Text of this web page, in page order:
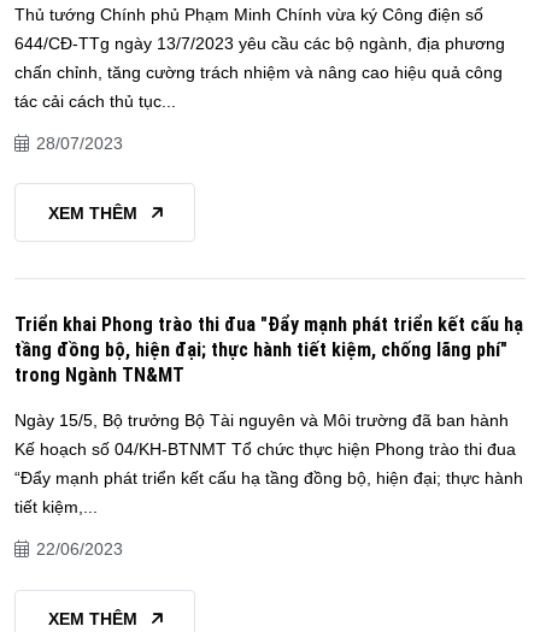
Thủ tướng Chính phủ Phạm Minh Chính vừa ký Công điện số
644/CĐ-TTg ngày 13/7/2023 yêu cầu các bộ ngành, địa phương
chấn chỉnh, tăng cường trách nhiệm và nâng cao hiệu quả công
tác cải cách thủ tục...
28/07/2023
XEM THÊM
Triển khai Phong trào thi đua "Đẩy mạnh phát triển kết cấu hạ
tầng đồng bộ, hiện đại; thực hành tiết kiệm, chống lãng phí"
trong Ngành TN&MT
Ngày 15/5, Bộ trưởng Bộ Tài nguyên và Môi trường đã ban hành
Kế hoạch số 04/KH-BTNMT Tổ chức thực hiện Phong trào thi đua
“Đẩy mạnh phát triển kết cấu hạ tầng đồng bộ, hiện đại; thực hành
tiết kiệm,...
22/06/2023
XEM THÊM